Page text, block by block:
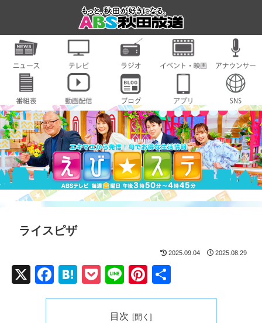
ライスピザ
2025.09.04 2025.08.29
X
F
a
H
at
P
o
ck
Li
n
e
Pi
nt
er
有
目次